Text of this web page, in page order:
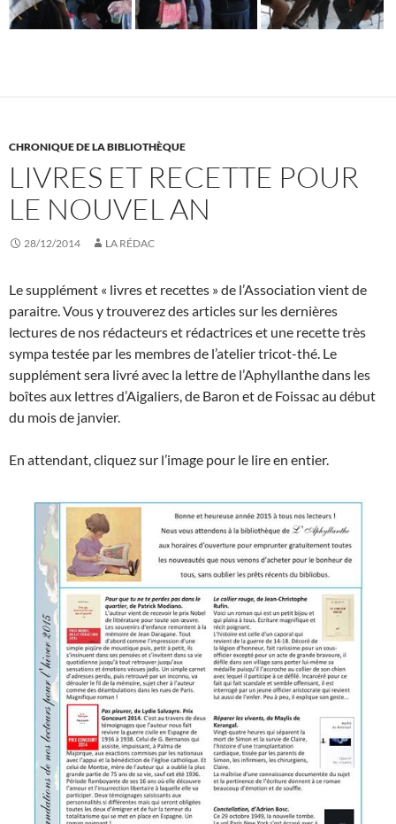
CHRONIQUE DE LA BIBLIOTHÈQUE
LIVRES ET RECETTE POUR
LE NOUVEL AN
28/12/2014 LA RÉDAC
Le supplément « livres et recettes » de l’Association vient de
paraitre. Vous y trouverez des articles sur les dernières
lectures de nos rédacteurs et rédactrices et une recette très
sympa testée par les membres de l’atelier tricot-thé. Le
supplément sera livré avec la lettre de l’Aphyllanthe dans les
boîtes aux lettres d’Aigaliers, de Baron et de Foissac au début
du mois de janvier.
En attendant, cliquez sur l’image pour le lire en entier.